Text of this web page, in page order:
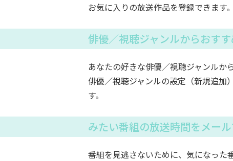
お気に入りの放送作品を登録できます
俳優／視聴ジャンルからおす
あなたの好きな俳優／視聴ジャンルか
俳優／視聴ジャンルの設定（新規追加
す。
みたい番組の放送時間をメー
番組を見逃さないために、気になった